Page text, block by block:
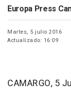
Europa Press
Martes, 5 julio 2016
Actualizado: 16:09
CAMARGO, 5